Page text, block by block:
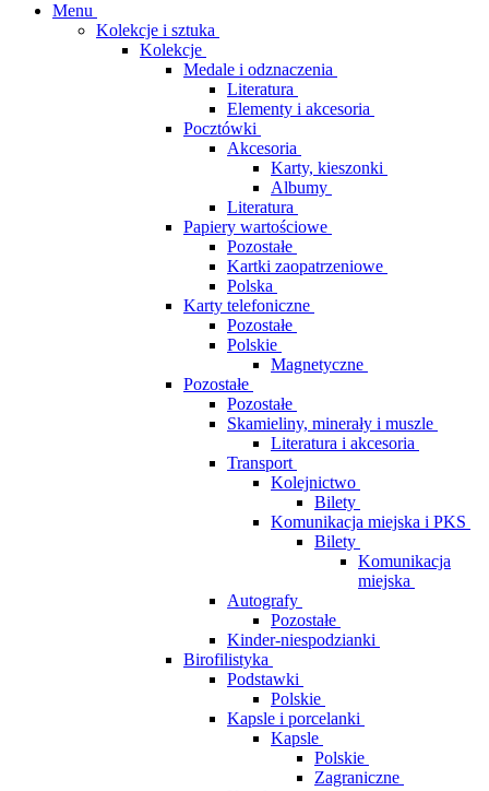
Menu
Kolekcje i sztuka
Kolekcje
Medale i odznaczenia
Literatura
Elementy i akcesoria
Pocztówki
Akcesoria
Karty, kieszonki
Albumy
Literatura
Papiery wartościowe
Pozostałe
Kartki zaopatrzeniowe
Polska
Karty telefoniczne
Pozostałe
Polskie
Magnetyczne
Pozostałe
Pozostałe
Skamieliny, minerały i muszle
Literatura i akcesoria
Transport
Kolejnictwo
Bilety
Komunikacja miejska i PKS
Bilety
Komunikacja
miejska
Autografy
Pozostałe
Kinder-niespodzianki
Birofilistyka
Podstawki
Polskie
Kapsle i porcelanki
Kapsle
Polskie
Zagraniczne